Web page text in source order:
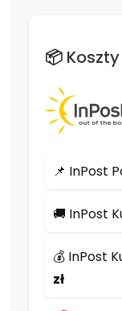
📦
📌 InPost
🚚 InPost
💰 InPost
zł